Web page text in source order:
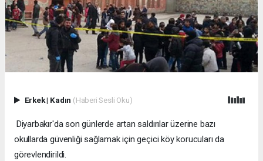
Erkek| Kadın (Haberi Sesli Oku)
Diyarbakır'da son günlerde artan saldırılar üzerine bazı
okullarda güvenliği sağlamak için geçici köy korucuları da
görevlendirildi.